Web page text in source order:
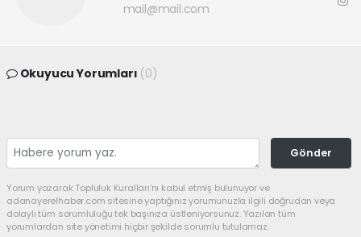
mail@mail.com
Okuyucu Yorumları (0)
Gönder
Yorum yazarak Topluluk Kuralları’nı kabul etmiş bulunuyor ve
adanayerelhaber.com sitesine yaptığınız yorumunuzla ilgili doğrudan veya
dolaylı tüm sorumluluğu tek başınıza üstleniyorsunuz. Yazılan tüm
yorumlardan site yönetimi hiçbir şekilde sorumlu tutulamaz.